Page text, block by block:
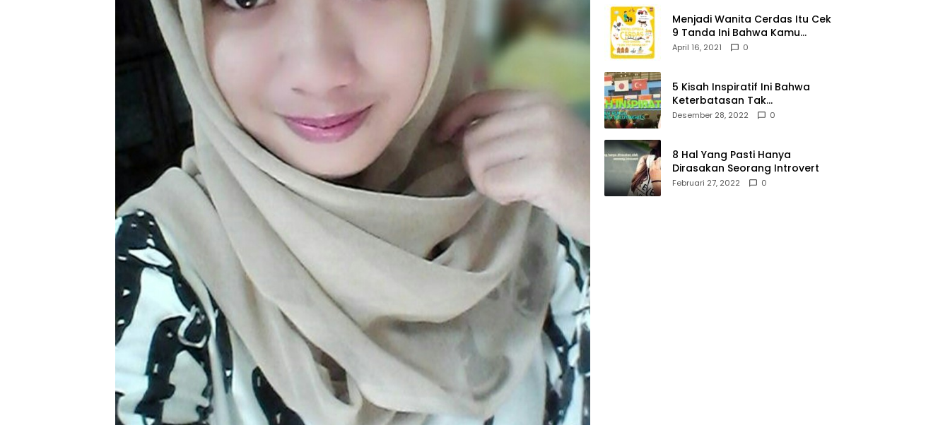
Menjadi Wanita Cerdas Itu Cek
9 Tanda Ini Bahwa Kamu
Memang Wanita Cerdas
April 16, 2021 0
5 Kisah Inspiratif Ini Bahwa
Keterbatasan Tak
Menghalangi Segalanya
Desember 28, 2022 0
8 Hal Yang Pasti Hanya
Dirasakan Seorang Introvert
Februari 27, 2022 0